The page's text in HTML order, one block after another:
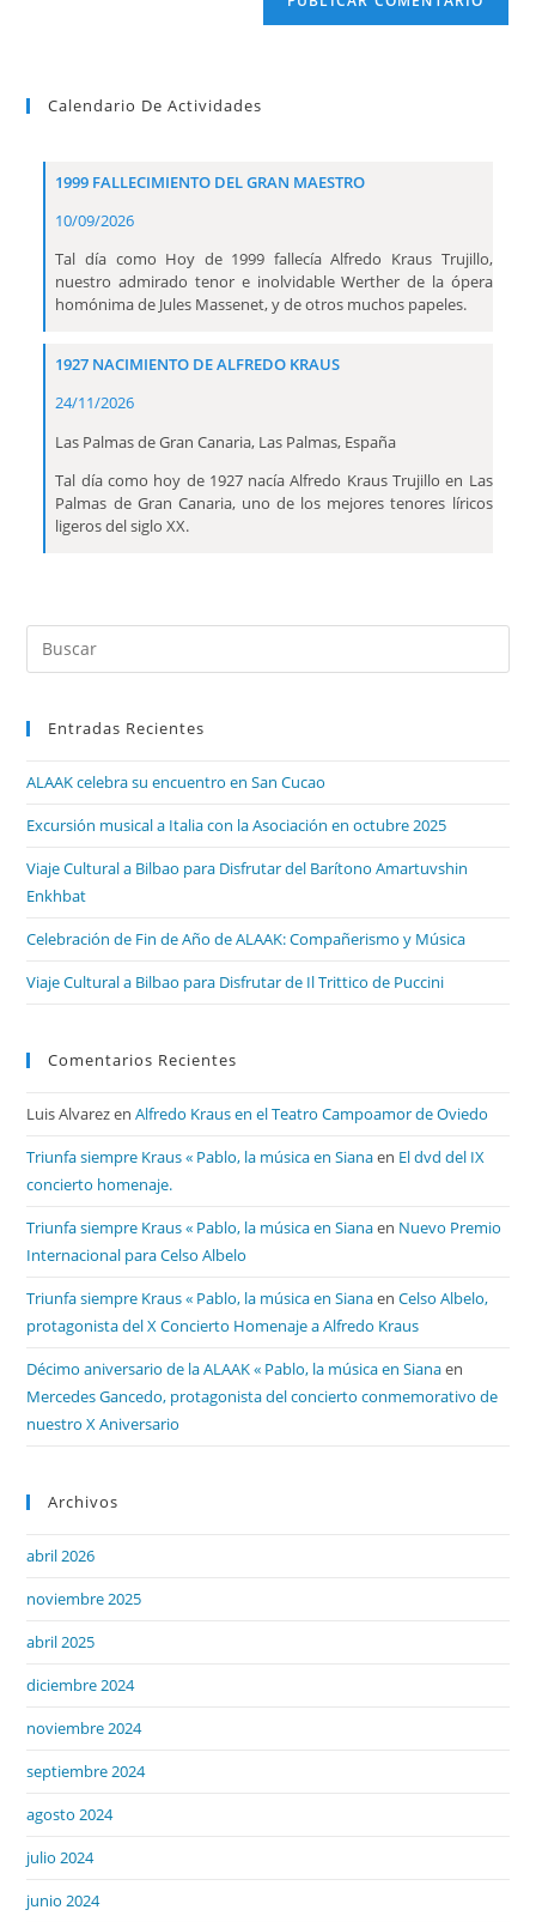
Calendario De Actividades
1999 FALLECIMIENTO DEL GRAN MAESTRO
10/09/2026
Tal día como Hoy de 1999 fallecía Alfredo Kraus Trujillo,
nuestro admirado tenor e inolvidable Werther de la ópera
homónima de Jules Massenet, y de otros muchos papeles.
1927 NACIMIENTO DE ALFREDO KRAUS
24/11/2026
Las Palmas de Gran Canaria, Las Palmas, España
Tal día como hoy de 1927 nacía Alfredo Kraus Trujillo en Las
Palmas de Gran Canaria, uno de los mejores tenores líricos
ligeros del siglo XX.
Entradas Recientes
ALAAK celebra su encuentro en San Cucao
Excursión musical a Italia con la Asociación en octubre 2025
Viaje Cultural a Bilbao para Disfrutar del Barítono Amartuvshin
Enkhbat
Celebración de Fin de Año de ALAAK: Compañerismo y Música
Viaje Cultural a Bilbao para Disfrutar de Il Trittico de Puccini
Comentarios Recientes
Luis AlvarezenAlfredo Kraus en el Teatro Campoamor de Oviedo
Triunfa siempre Kraus « Pablo, la música en Sianaen El dvd del IX
concierto homenaje.
Triunfa siempre Kraus « Pablo, la música en Sianaen Nuevo Premio
Internacional para Celso Albelo
Triunfa siempre Kraus « Pablo, la música en SianaenCelso Albelo,
protagonista del X Concierto Homenaje a Alfredo Kraus
Décimo aniversario de la ALAAK « Pablo, la música en Sianaen
Mercedes Gancedo, protagonista del concierto conmemorativo de
nuestro X Aniversario
Archivos
abril 2026
noviembre 2025
abril 2025
diciembre 2024
noviembre 2024
septiembre 2024
agosto 2024
julio 2024
junio 2024